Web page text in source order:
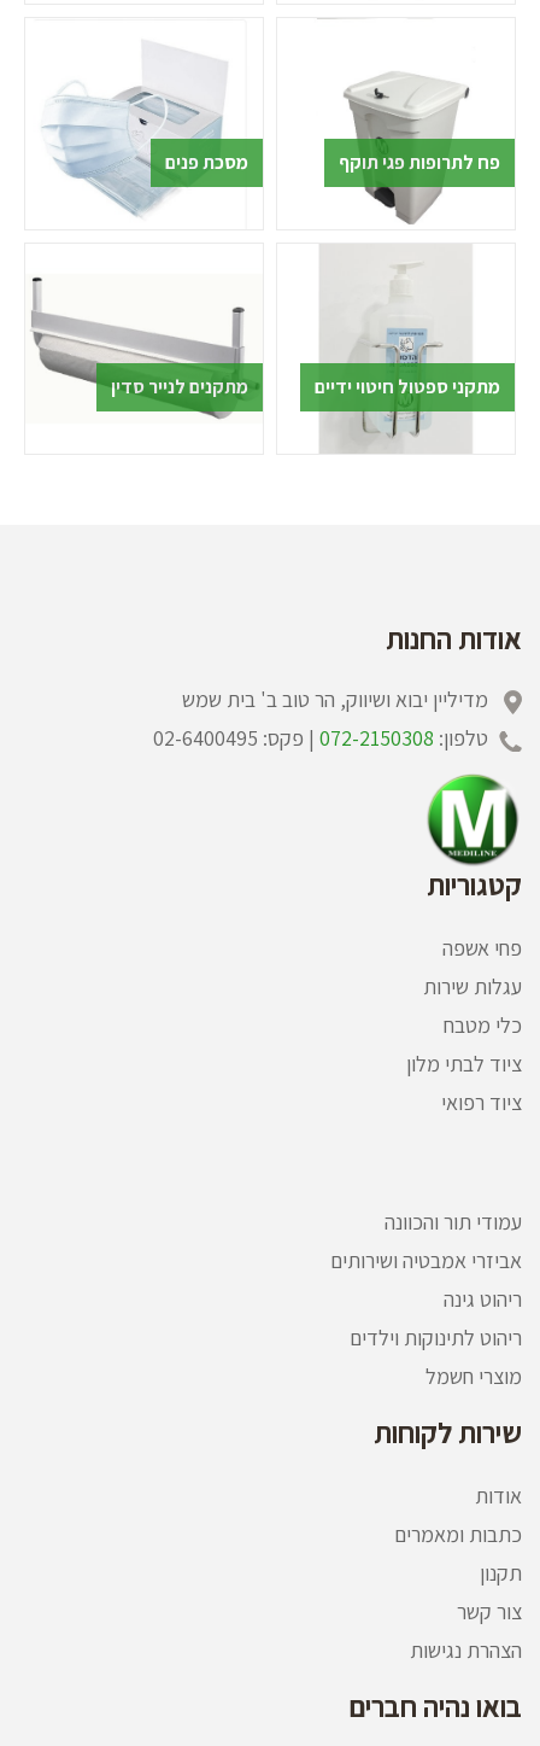
פח לתרופות פגי תוקף מסכת פנים
מתקני ספטול חיטוי ידיים מתקנים לנייר סדין
אודות החנות
מדיליין יבוא ושיווק, הר טוב ב' בית שמש
טלפון: 072-2150308 | פקס: 02-6400495
קטגוריות
פחי אשפה
עגלות שירות
כלי מטבח
ציוד לבתי מלון
ציוד רפואי
עמודי תור והכוונה
אביזרי אמבטיה ושירותים
ריהוט גינה
ריהוט לתינוקות וילדים
מוצרי חשמל
שירות לקוחות
אודות
כתבות ומאמרים
תקנון
צור קשר
הצהרת נגישות
בואו נהיה חברים